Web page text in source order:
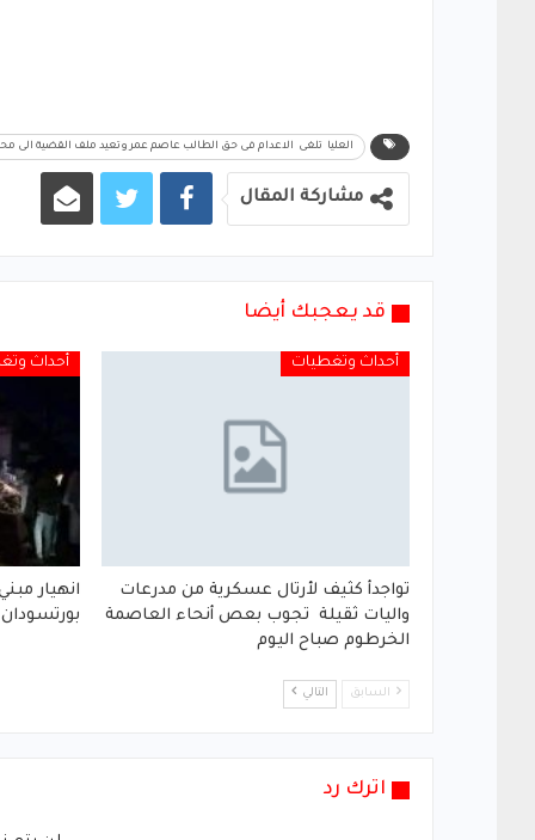
العليا تلغى الاعدام فى حق الطالب عاصم عمر وتعيد ملف القضية الى
مشاركة المقال
قد يعجبك أيضا
أحداث وتغطيات
تواجدأ كثيف لأرتال عسكرية من مدرعات
واليات ثقيلة تجوب بعص أنحاء العاصمة
الخرطوم صباح اليوم
أحداث
انهيار
بورتسودان
السابق التالي
اترك رد